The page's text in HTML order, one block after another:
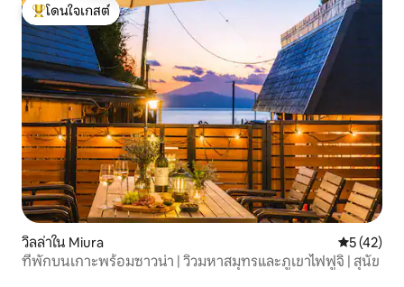
โดนใจเกสต์ที่สุด
โดนใจเกสต์
วิลล่าใน Miura คะแนนเฉลี่
5 (42)
ที่พักบนเกาะพร้อมซาวน่า | วิวมหาสมุทรและภูเขาไฟฟูจิ | สุนัข